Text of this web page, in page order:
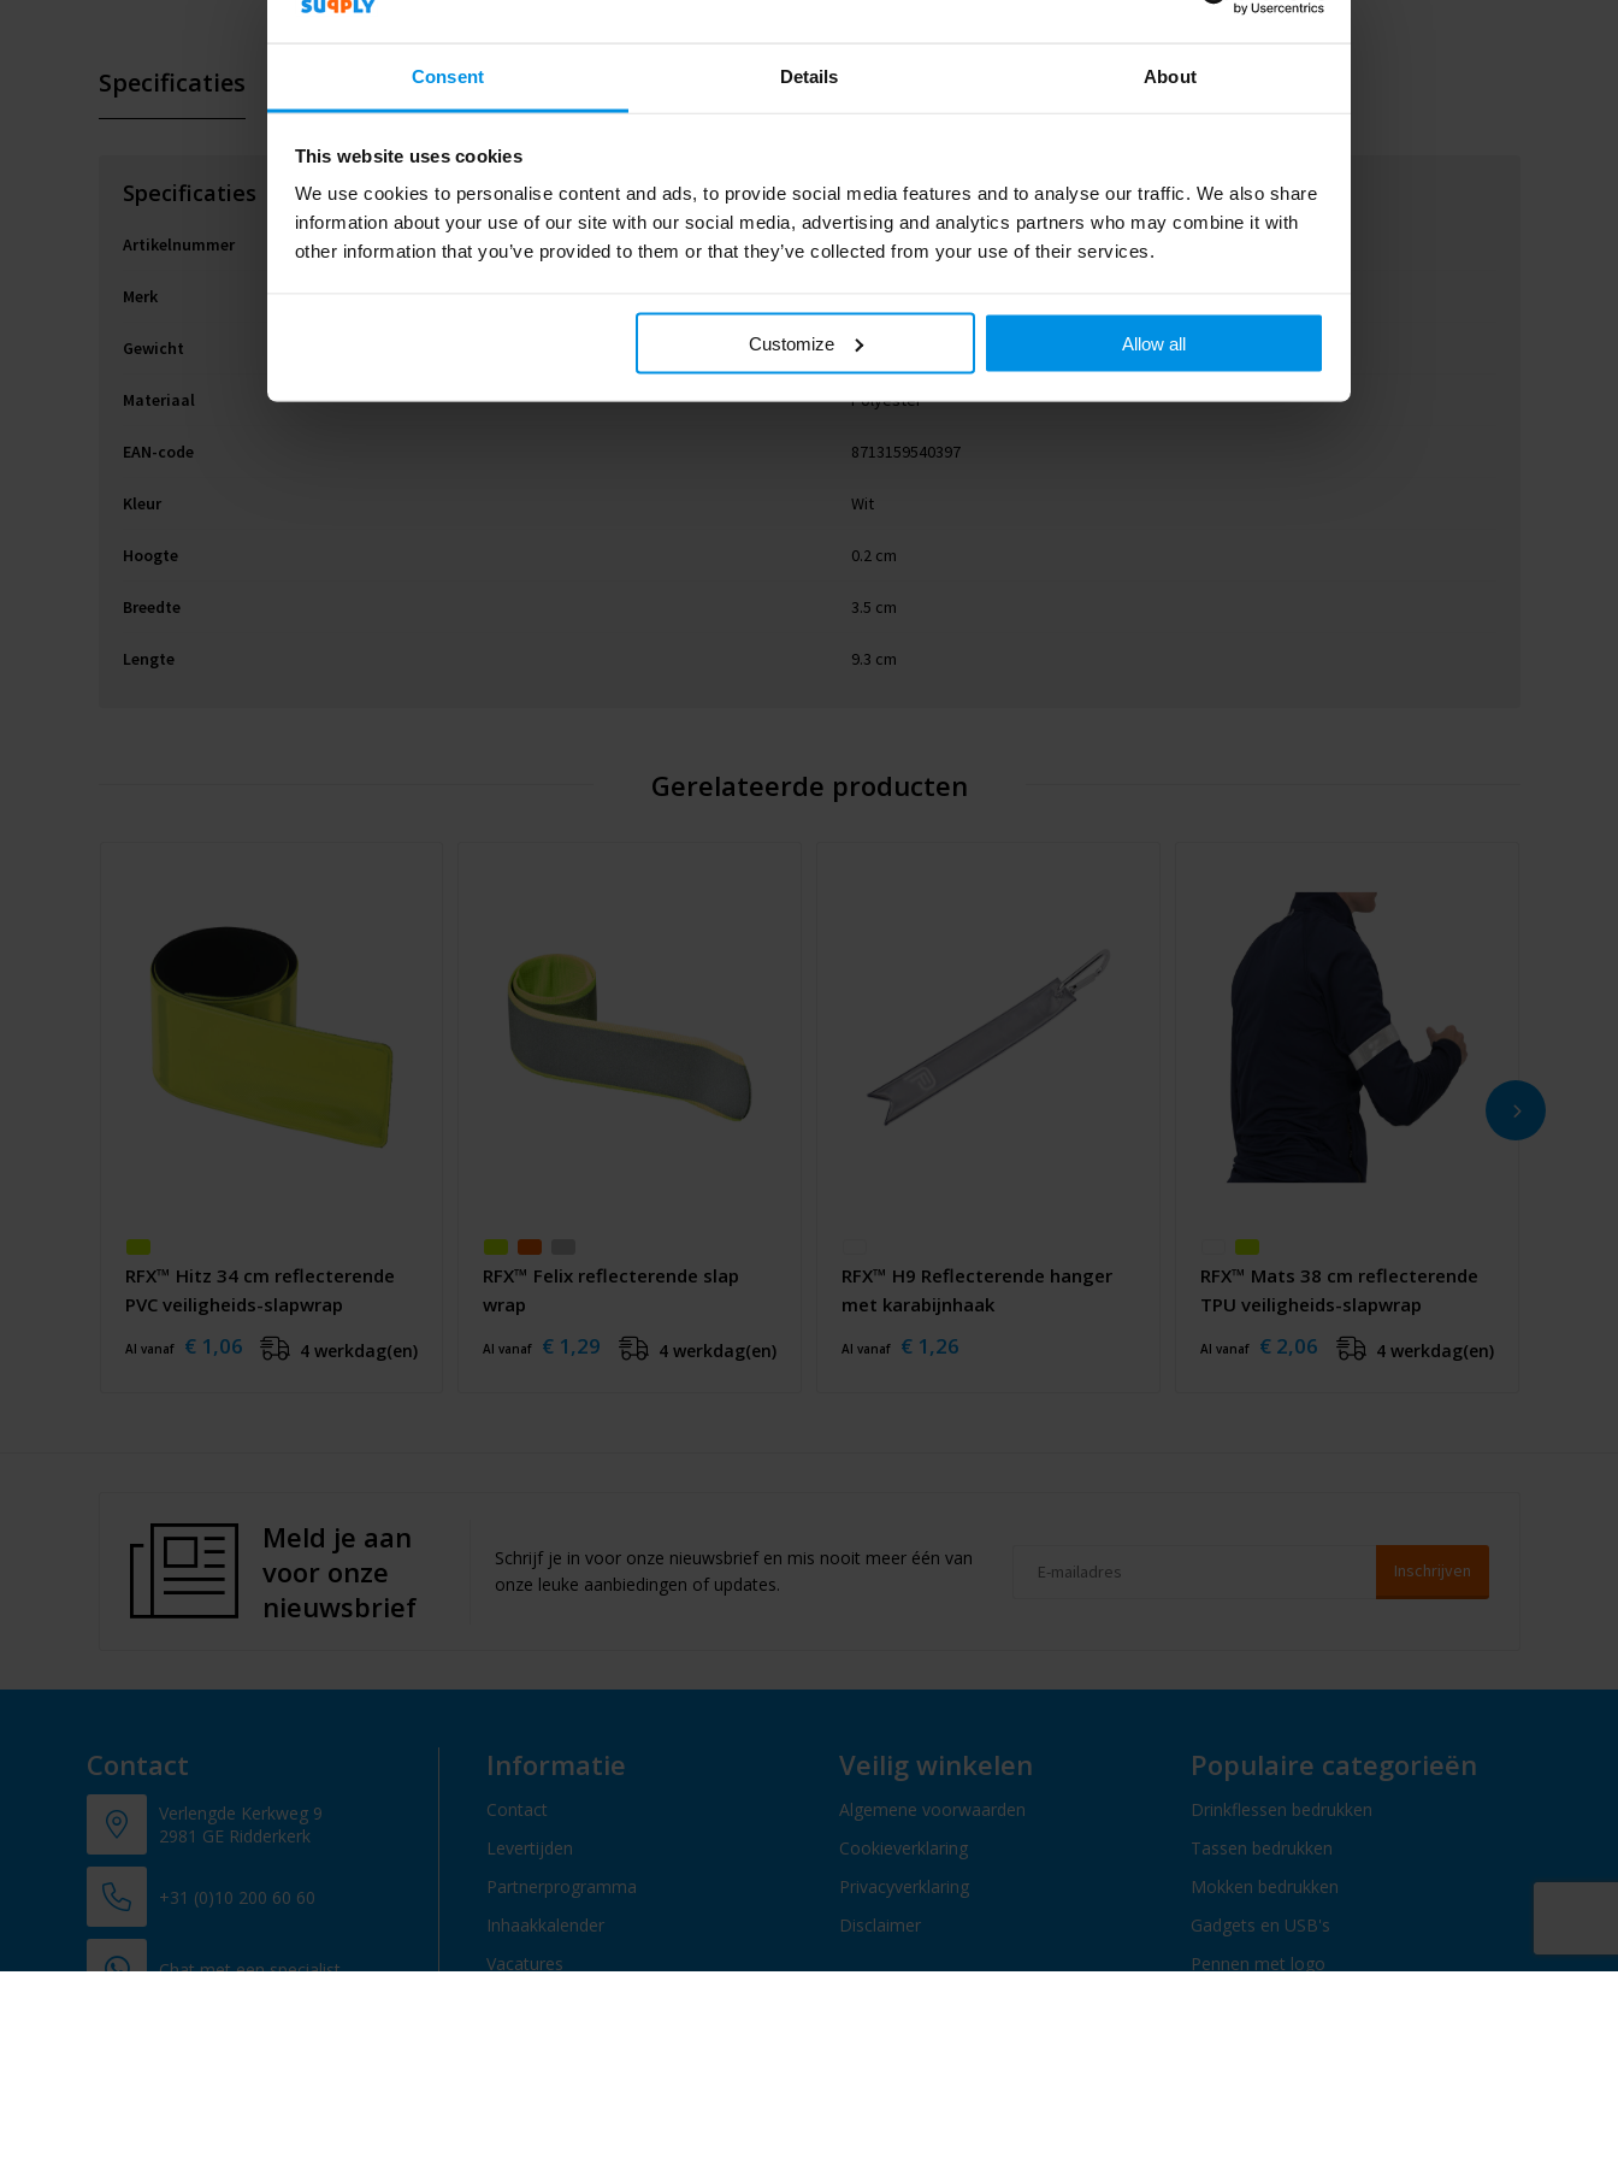
Consent Details About
This website uses cookies
We use cookies to personalise content and ads, to provide social media features and to analyse our traffic. We also share
information about your use of our site with our social media, advertising and analytics partners who may combine it with
other information that you’ve provided to them or that they’ve collected from your use of their services.
Customize Allow all
Specificaties
Specificaties
Artikelnummer 1PR05201
Merk
Gewicht 3 g
Materiaal Polyester
EAN-code 8713159540397
Kleur Wit
Hoogte 0.2 cm
Breedte 3.5 cm
Lengte 9.3 cm
Gerelateerde producten
RFX™ Hitz 34 cm reflecterende
PVC veiligheids-slapwrap
Al vanaf € 1,06 4 werkdag(en)
RFX™ Felix reflecterende slap
wrap
Al vanaf € 1,29 4 werkdag(en)
RFX™ H9 Reflecterende hanger
met karabijnhaak
Al vanaf € 1,26
RFX™ Mats 38 cm reflecterende
TPU veiligheids-slapwrap
Al vanaf € 2,06 4 werkdag(en)
Meld je aan
voor onze
nieuwsbrief
Schrijf je in voor onze nieuwsbrief en mis nooit meer één van
onze leuke aanbiedingen of updates.
Contact
Verlengde Kerkweg 9
2981 GE Ridderkerk
+31 (0)10 200 60 60
Chat met een specialist
Informatie
Contact
Levertijden
Partnerprogramma
Inhaakkalender
Vacatures
Veilig winkelen
Algemene voorwaarden
Cookieverklaring
Privacyverklaring
Disclaimer
Populaire categorieën
Drinkflessen bedrukken
Tassen bedrukken
Mokken bedrukken
Gadgets en USB's
Pennen met logo